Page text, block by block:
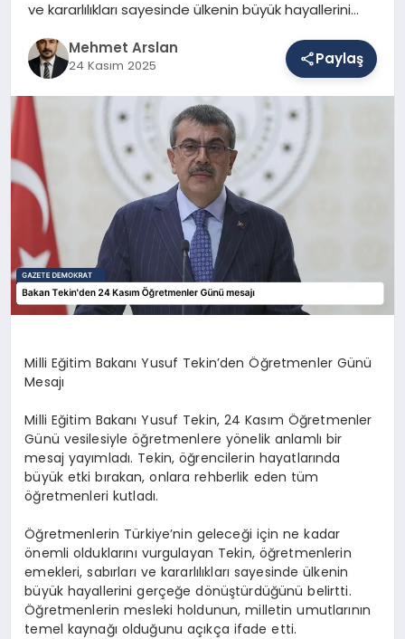
DÜNYA
YAŞAM
ve kararlılıkları sayesinde ülkenin büyük hayallerini…
Mehmet Arslan
24 Kasım 2025 Paylaş
Milli Eğitim Bakanı Yusuf Tekin’den Öğretmenler Günü
Mesajı
Milli Eğitim Bakanı Yusuf Tekin, 24 Kasım Öğretmenler
Günü vesilesiyle öğretmenlere yönelik anlamlı bir
mesaj yayımladı. Tekin, öğrencilerin hayatlarında
büyük etki bırakan, onlara rehberlik eden tüm
öğretmenleri kutladı.
Öğretmenlerin Türkiye’nin geleceği için ne kadar
önemli olduklarını vurgulayan Tekin, öğretmenlerin
emekleri, sabırları ve kararlılıkları sayesinde ülkenin
büyük hayallerini gerçeğe dönüştürdüğünü belirtti.
Öğretmenlerin mesleki holdunun, milletin umutlarının
temel kaynağı olduğunu açıkça ifade etti.